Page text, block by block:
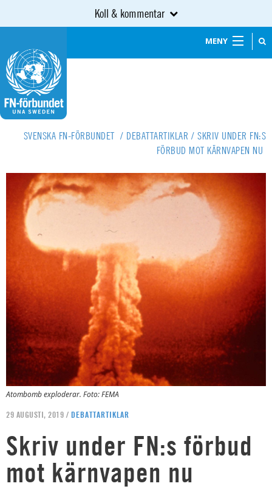
Koll & kommentar
MENY
SVENSKA FN-FÖRBUNDET / DEBATTARTIKLAR / SKRIV UNDER FN:S
FÖRBUD MOT KÄRNVAPEN NU
Atombomb exploderar. Foto: FEMA
29 AUGUSTI, 2019 / DEBATTARTIKLAR
Skriv under FN:s förbud
mot kärnvapen nu